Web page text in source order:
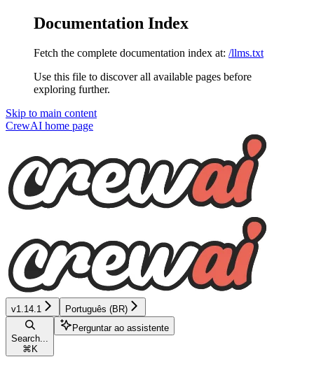
Documentation Index
Fetch the complete documentation index at: /llms.txt
Use this file to discover all available pages before
exploring further.
Skip to main content
CrewAI home page
v1.14.1 Português (BR)
Search...
⌘ K
Perguntar ao assistente